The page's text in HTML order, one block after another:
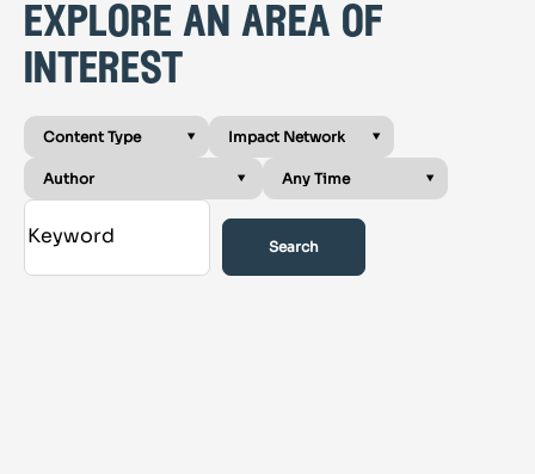
explore an area of
interest
Search